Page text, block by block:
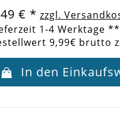
€ * zzgl.
1-4 Werktage
9,99€ brutto
In den